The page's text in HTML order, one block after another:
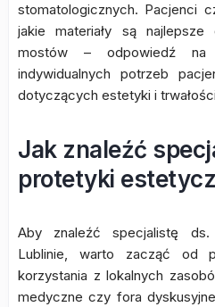
stomatologicznych. Pacjenci
jakie materiały są
mostów – odpowiedź
indywidualnych potrzeb
dotyczących estetyki i
Jak znaleźć
protetyki
Aby znaleźć specjalistę
Lublinie, warto zacząć od
korzystania z lokalnych
medyczne czy fora